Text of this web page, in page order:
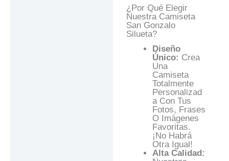
¿Por Qué Elegir
Nuestra Camiseta
San Gonzalo
Silueta?
Diseño
Único: Crea
Una
Camiseta
Totalmente
Personalizad
A Con Tus
Fotos, Frases
O Imágenes
Favoritas.
¡No Habrá
Otra Igual!
Alta Calidad: